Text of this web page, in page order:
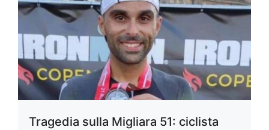
Tragedia sulla Migliara 51: ciclista